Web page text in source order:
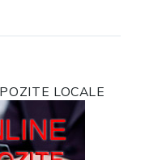
LOCALE